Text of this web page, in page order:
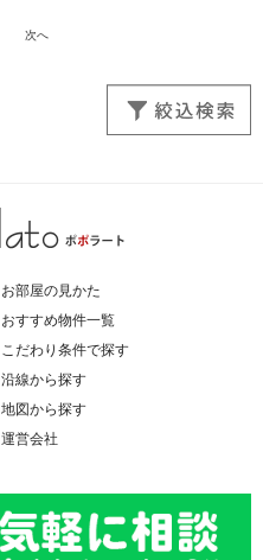
次へ
お部屋の見かた
おすすめ物件一覧
こだわり条件で探す
沿線から探す
地図から探す
運営会社